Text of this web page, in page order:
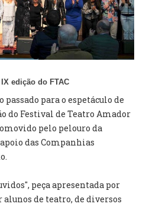
DO EXECUTIVO
edição do FTAC
para o espetáculo de
do Festival de Teatro Amador
pelo pelouro da
das Companhias
peça apresentada por
de teatro, de diversos